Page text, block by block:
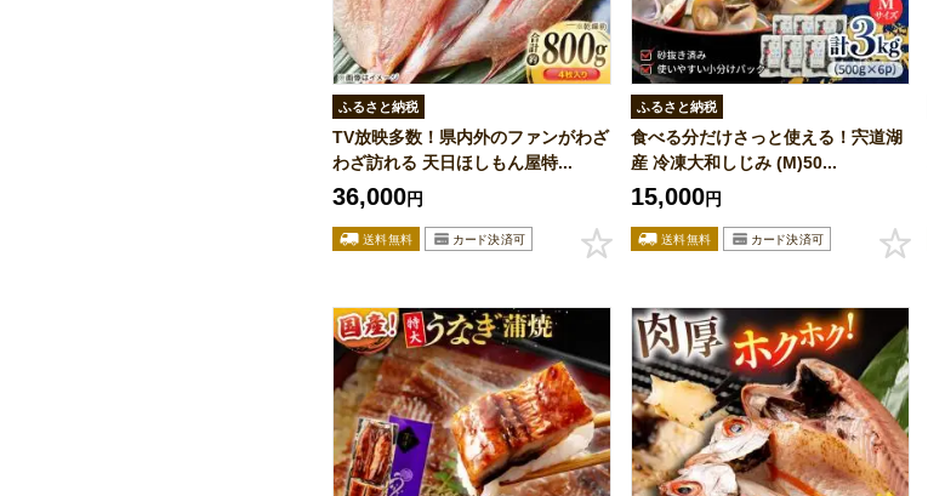
ふるさと納税
TV放映多数！県内外のファンがわざ
わざ訪れる 天日ほしもん屋特...
36,000円
ふるさと納税
食べる分だけさっと使える！宍道湖
産 冷凍大和しじみ (M)50...
15,000円